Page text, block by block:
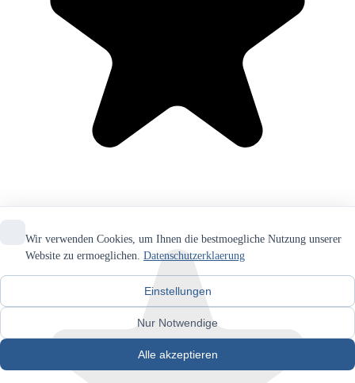
Wir verwenden Cookies, um Ihnen die bestmoegliche Nutzung unserer
Website zu ermoeglichen. Datenschutzerklaerung
Einstellungen
Nur Notwendige
Alle akzeptieren